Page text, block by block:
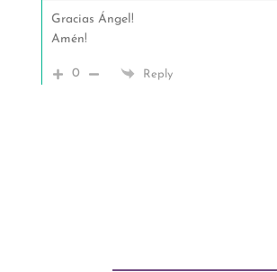
Gracias Ángel!
Amén!
0 Reply